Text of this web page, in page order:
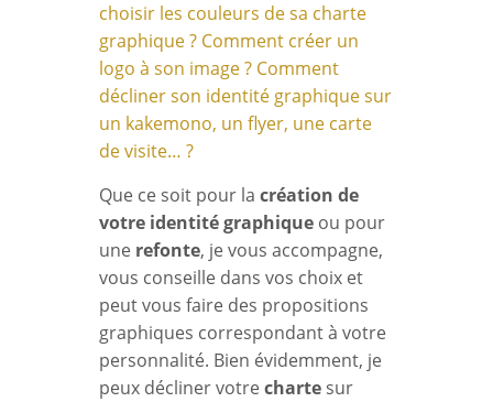
choisir les couleurs de sa charte
graphique ? Comment créer un
logo à son image ? Comment
décliner son identité graphique sur
un kakemono, un flyer, une carte
de visite… ?
Que ce soit pour la création de
votre identité graphiqueou pour
une refonte, je vous accompagne,
vous conseille dans vos choix et
peut vous faire des propositions
graphiques correspondant à votre
personnalité. Bien évidemment, je
peux décliner votre chartesur